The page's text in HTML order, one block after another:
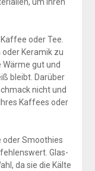
um ihren
oder Tee.
oder Keramik zu
gut und
bleibt. Darüber
nicht und
Kaffees oder
oder Smoothies
Glas-
da sie die Kälte